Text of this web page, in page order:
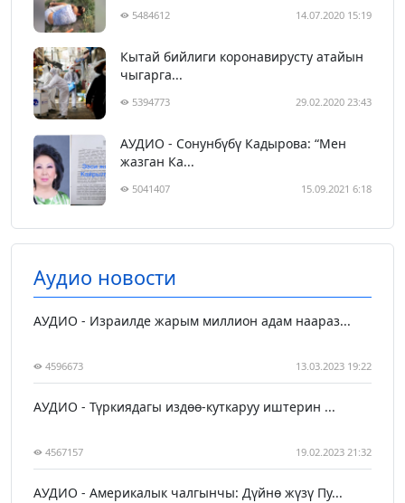
5484612 14.07.2020 15:19
Кытай бийлиги коронавирусту атайын
чыгарга...
5394773 29.02.2020 23:43
АУДИО - Сонунбүбү Кадырова: “Мен
жазган Ка...
5041407 15.09.2021 6:18
Аудио новости
АУДИО - Израилде жарым миллион адам наараз...
4596673 13.03.2023 19:22
АУДИО - Түркиядагы издөө-куткаруу иштерин ...
4567157 19.02.2023 21:32
АУДИО - Америкалык чалгынчы: Дүйнө жүзү Пу...